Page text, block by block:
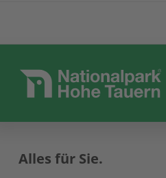
Alles für Sie.